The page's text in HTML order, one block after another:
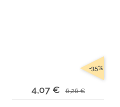
4,07 € 6,26 €
-35%